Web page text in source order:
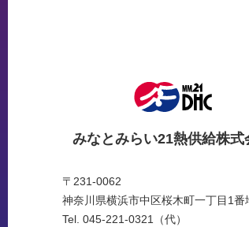
みなとみらい21熱供給株式
〒231-0062
神奈川県横浜市中区桜木町一丁目1番
Tel. 045-221-0321（代）